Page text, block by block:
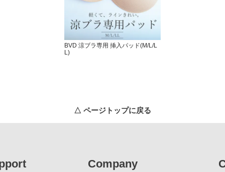
BVD 涼ブラ専用 挿入パッド(M/L/L
L)
△ ページトップに戻る
Company